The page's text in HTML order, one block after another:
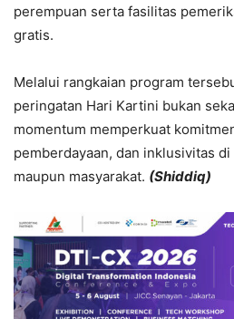
perempuan serta fasilitas
gratis.
Melalui rangkaian program
peringatan Hari Kartini bukan
momentum memperkuat
pemberdayaan, dan inklusivitas
maupun masyarakat. (Shiddiq)